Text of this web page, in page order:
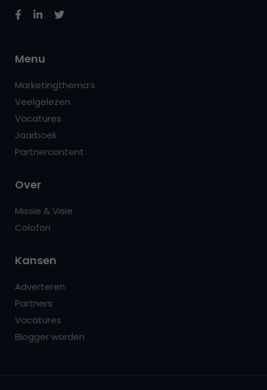
Menu
Marketingthema’s
Veelgelezen
Vacatures
Jaarboek
Partnercontent
Over
Missie & Visie
Colofon
Kansen
Adverteren
Partners
Vacatures
Blogger worden